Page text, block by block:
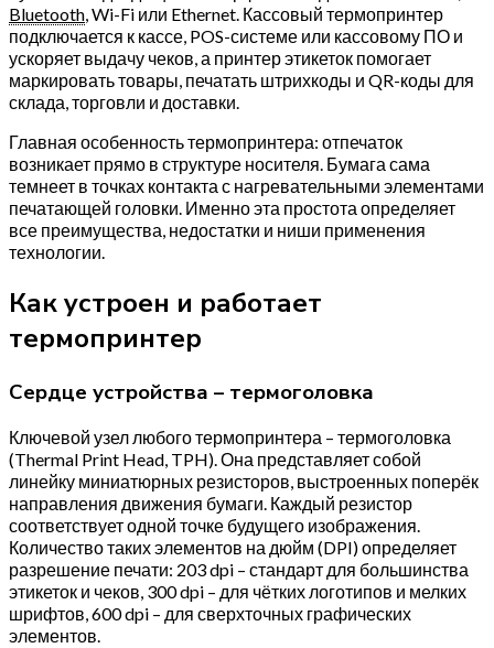
Bluetooth, Wi-Fi или Ethernet. Кассовый термопринтер
подключается к кассе, POS-системе или кассовому ПО и
ускоряет выдачу чеков, а принтер этикеток помогает
маркировать товары, печатать штрихкоды и QR-коды для
склада, торговли и доставки.
Главная особенность термопринтера: отпечаток
возникает прямо в структуре носителя. Бумага сама
темнеет в точках контакта с нагревательными элементами
печатающей головки. Именно эта простота определяет
все преимущества, недостатки и ниши применения
технологии.
Как устроен и работает
термопринтер
Сердце устройства – термоголовка
Ключевой узел любого термопринтера – термоголовка
(Thermal Print Head, TPH). Она представляет собой
линейку миниатюрных резисторов, выстроенных поперёк
направления движения бумаги. Каждый резистор
соответствует одной точке будущего изображения.
Количество таких элементов на дюйм (DPI) определяет
разрешение печати: 203 dpi – стандарт для большинства
этикеток и чеков, 300 dpi – для чётких логотипов и мелких
шрифтов, 600 dpi – для сверхточных графических
элементов.